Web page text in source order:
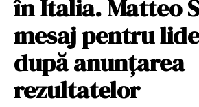
în Italia. Matteo
mesaj pentru
după anunțarea
rezultatelor